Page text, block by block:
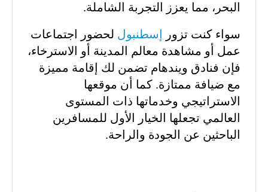
البحر، مما يعزز التجربة الشاملة.
سواء كنت تزور إسطنبول لحضور اجتماعات
عمل أو مشاهدة معالم المدينة أو الاسترخاء،
فإن فنادق ويندهام تضمن لك إقامة مميزة
مع ضيافة ممتازة. كما أن موقعها
الاستراتيجي وخدماتها ذات المستوى
العالمي تجعلها الخيار الأول للمسافرين
الباحثين عن الجودة والراحة.